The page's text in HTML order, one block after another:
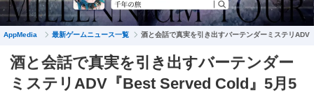
AppMedia 最新ゲームニュース一覧 酒と会話で真実を引き出すバーテンダーミステリ
酒と会話で真実を引き出すバーテンダー
ミステリADV『Best Served Cold』5月5